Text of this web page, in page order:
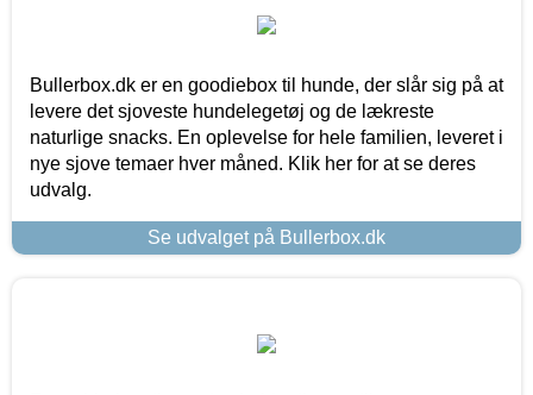
Bullerbox.dk er en goodiebox til hunde, der slår sig på at
levere det sjoveste hundelegetøj og de lækreste
naturlige snacks. En oplevelse for hele familien, leveret i
nye sjove temaer hver måned. Klik her for at se deres
udvalg.
Se udvalget på Bullerbox.dk